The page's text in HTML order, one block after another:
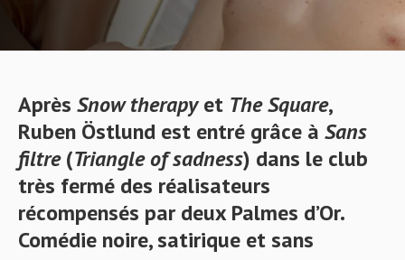
Après Snow therapyet The Square,
Ruben Östlund est entré grâce à Sans
filtre(Triangle of sadness) dans le club
très fermé des réalisateurs
récompensés par deux Palmes d’Or.
Comédie noire, satirique et sans